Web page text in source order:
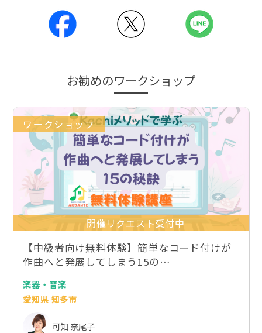
お勧めのワークショップ
ワークショップ
開催リクエスト受付中
【中級者向け無料体験】簡単なコード付けが
作曲へと発展してしまう15の…
楽器・音楽
愛知県 知多市
可知 奈尾子